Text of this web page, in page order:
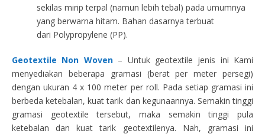
sekilas mirip terpal (namun lebih tebal) pada umumnya
yang berwarna hitam. Bahan dasarnya terbuat
dari Polypropylene (PP).
Geotextile Non Woven– Untuk geotextile jenis ini Kami
menyediakan beberapa gramasi (berat per meter persegi)
dengan ukuran 4 x 100 meter per roll. Pada setiap gramasi ini
berbeda ketebalan, kuat tarik dan kegunaannya. Semakin tinggi
gramasi geotextile tersebut, maka semakin tinggi pula
ketebalan dan kuat tarik geotextilenya. Nah, gramasi ini